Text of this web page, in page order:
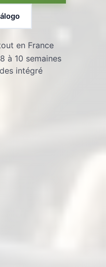
en France
à 10 semaines
intégré